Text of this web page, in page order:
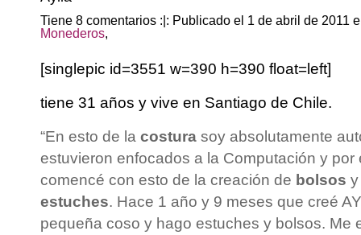
Tiene 8 comentarios :|: Publicado el 1 de abril de 2011
Monederos,
[singlepic id=3551 w=390 h=390 float=left]
tiene 31 años y vive en Santiago de Chile.
“En esto de la costura soy absolutamente
estuvieron enfocados a la Computación y
comencé con esto de la creación de bolsos
estuches. Hace 1 año y 9 meses que creé
pequeña coso y hago estuches y bolsos. Me